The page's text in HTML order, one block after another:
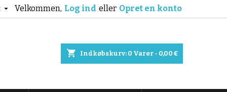
Velkommen, Log ind eller Opret en konto

shopping_cart Indkøbskurv: 0 Varer - 0,00 €